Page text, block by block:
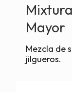
Mayor
Mezcla de
jilgueros.